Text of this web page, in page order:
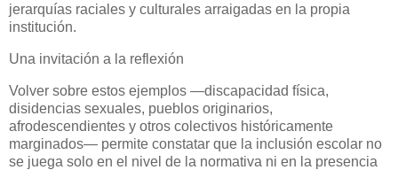
jerarquías raciales y culturales arraigadas en la propia
institución.
Una invitación a la reflexión
Volver sobre estos ejemplos —discapacidad física,
disidencias sexuales, pueblos originarios,
afrodescendientes y otros colectivos históricamente
marginados— permite constatar que la inclusión escolar no
se juega solo en el nivel de la normativa ni en la presencia